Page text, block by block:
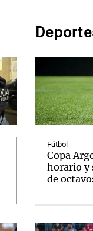
Fútbol
Copa
horario y
de